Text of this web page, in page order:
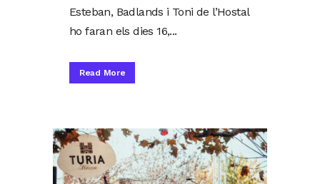
Esteban, Badlands i Toni de l’Hostal
ho faran els dies 16,...
Read More